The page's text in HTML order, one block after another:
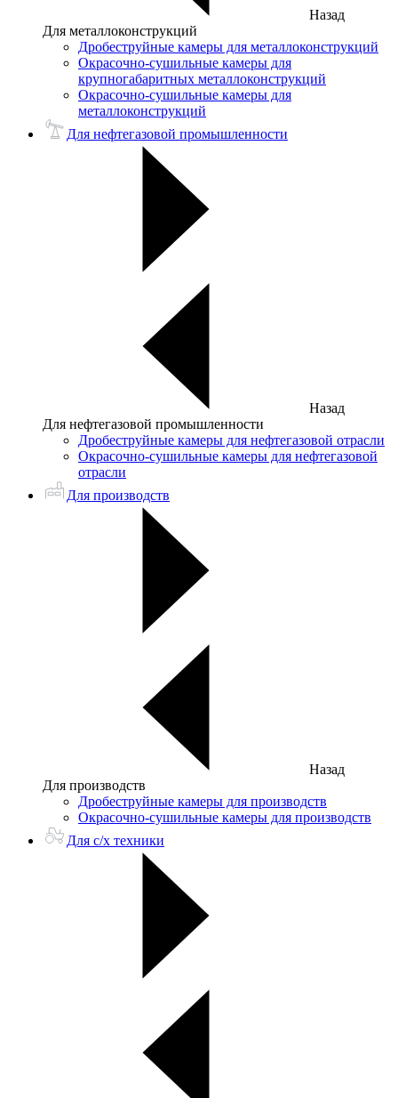
Назад
Для металлоконструкций
Дробеструйные камеры для металлоконструкций
Окрасочно-сушильные камеры для
крупногабаритных металлоконструкций
Окрасочно-сушильные камеры для
металлоконструкций
Для нефтегазовой промышленности
Назад
Для нефтегазовой промышленности
Дробеструйные камеры для нефтегазовой отрасли
Окрасочно-сушильные камеры для нефтегазовой
отрасли
Для производств
Назад
Для производств
Дробеструйные камеры для производств
Окрасочно-сушильные камеры для производств
Для с/х техники